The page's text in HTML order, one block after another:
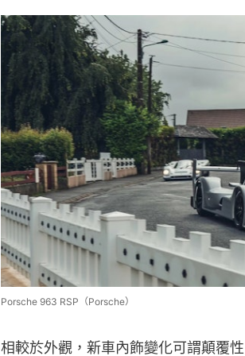
Porsche 963 RSP（Porsche）
相較於外觀，新車內飾變化可謂顛覆